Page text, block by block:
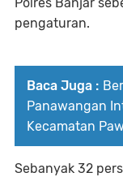
pengaturan.
Baca Juga :
Panawangan
Kecamatan
Sebanyak 32